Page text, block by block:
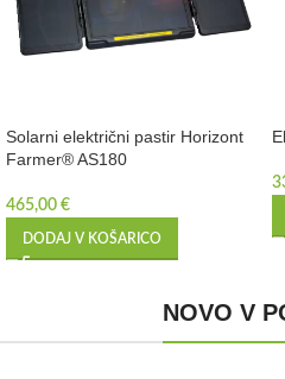
Solarni električni pastir Horizont
Farmer® AS180
465,00 €
DODAJ V KOŠARICO
NOVO V